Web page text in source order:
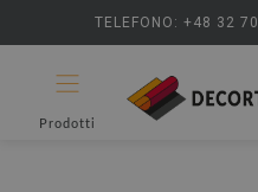
TELEFONO: +48 32
Prodotti